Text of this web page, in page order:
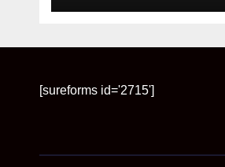
[sureforms id='2715']